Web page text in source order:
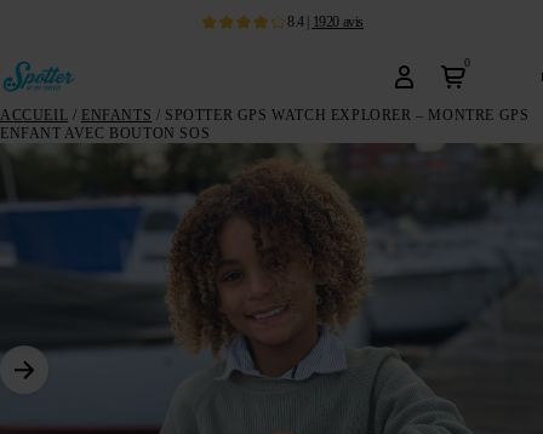
8.4| 1920 avis
0
ACCUEIL / ENFANTS / SPOTTER GPS WATCH EXPLORER – MONTRE GPS
ENFANT AVEC BOUTON SOS